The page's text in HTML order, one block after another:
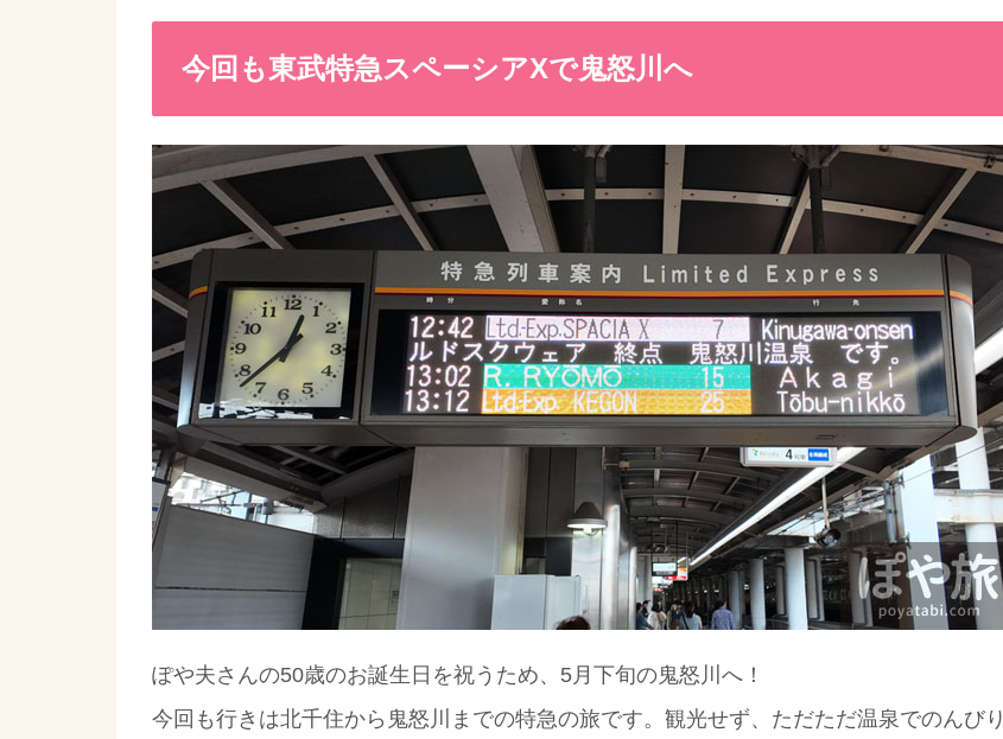
今回も東武特急スペーシアXで鬼怒川へ
ぽや夫さんの50歳のお誕生日を祝うため、5月下旬の鬼怒川へ！
今回も行きは北千住から鬼怒川までの特急の旅です。観光せず、ただただ温泉でのんびり